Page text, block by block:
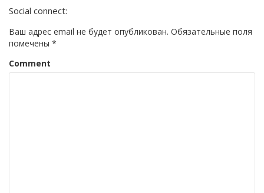
Social connect:
Ваш адрес email не будет опубликован. Обязательные поля
помечены *
Comment